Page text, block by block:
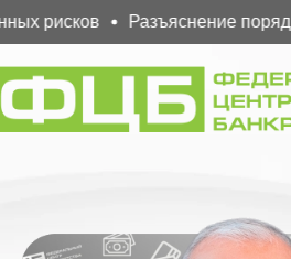
Разъяснение порядка